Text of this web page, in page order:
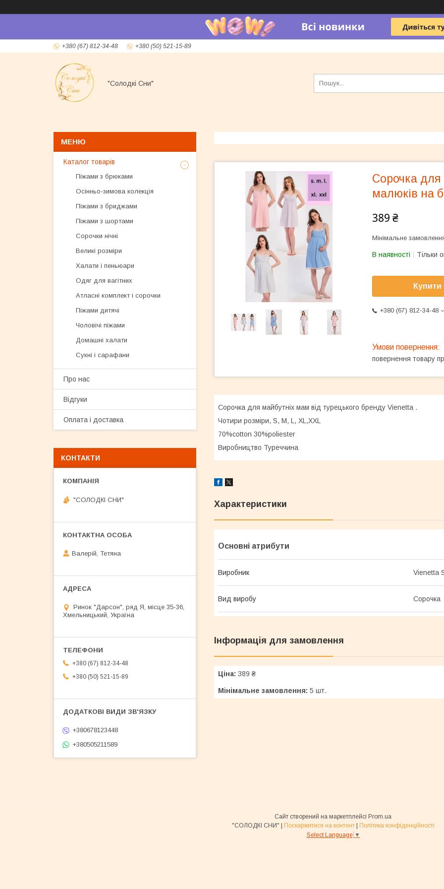
+380 (67) 812-34-48 +380 (50) 521-15-89
"Солодкі Сни"
Сорочка для
малюків на
389 ₴
Мінімальне
В наявності Тільки
Купити
+380 (67) 812-34-48
повернення товару
Сорочка для майбутніх мам від турецького бренду Vienetta .
Чотири розміри, S, M, L, XL,XXL
70%cotton 30%poliester
Виробництво Туреччина
Характеристики
Основні атрибути
Виробник Vienetta
Вид виробу Сорочка
Інформація для замовлення
Ціна: 389 ₴
Мінімальне замовлення: 5 шт.
Каталог товарів
Піжами з брюками
Осінньо-зимова колекція
Піжами з бриджами
Піжами з шортами
Сорочки нічні
Великі розміри
Халати і пеньюари
Одяг для вагітних
Атласні комплект і сорочки
Піжами дитячі
Чоловічі піжами
Домашні халати
Сукні і сарафани
Про нас
Відгуки
Оплата і доставка
КОНТАКТИ
"СОЛОДКІ СНИ"
Валерій, Тетяна
Ринок "Дарсон", ряд Я, місце 35-36,
Хмельницький, Україна
+380 (67) 812-34-48
+380 (50) 521-15-89
+380678123448
+380505211589
Сайт створений на маркетплейсі Prom.ua
Поскаржитися на контент
Політика конфіденційності
Select Language ▼